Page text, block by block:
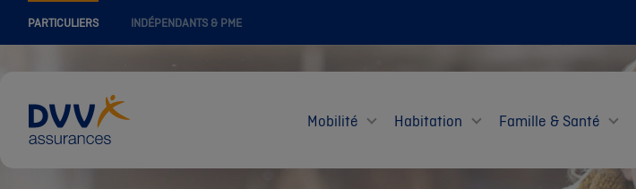
PARTICULIERS INDÉPENDANTS & PME
Mobilité Habitation Famille & Santé